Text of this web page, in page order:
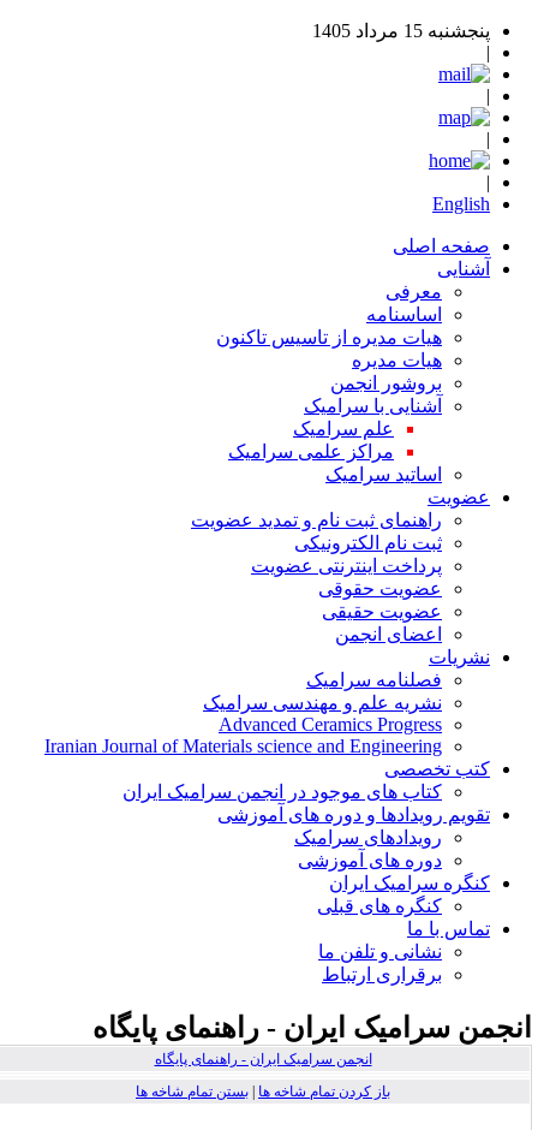
پنجشنبه 15 مرداد 1405
English
صفحه اصلی
آشنایی
معرفی
اساسنامه
هیات مدیره از تاسیس تاکنون
هیات مدیره
بروشور انجمن
آشنایی با سرامیک
علم سرامیک
مراکز علمی سرامیک
اساتید سرامیک
عضویت
راهنمای ثبت نام و تمدید عضویت
ثبت نام الکترونیکی
پرداخت اینترنتی عضویت
عضویت حقوقی
عضویت حقیقی
اعضای انجمن
نشریات
فصلنامه سرامیک
نشریه علم و مهندسی سرامیک
Advanced Ceramics Progress
Iranian Journal of Materials science and Engineering
کتب تخصصی
کتاب های موجود در انجمن سرامیک ایران
تقویم رویدادها و دوره های آموزشی
رویدادهای سرامیک
دوره های آموزشی
کنگره سرامیک ایران
کنگره های قبلی
تماس با ما
نشانی و تلفن ما
برقراری ارتباط
سرامیک ایران - راهنمای پایگاه
انجمن سرامیک ایران - راهنمای پایگاه
باز کردن تمام شاخه ها |بستن تمام شاخه ها